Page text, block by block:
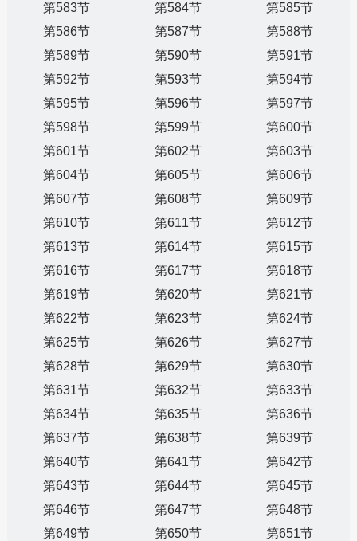
第583节
第584节
第585节
第586节
第587节
第588节
第589节
第590节
第591节
第592节
第593节
第594节
第595节
第596节
第597节
第598节
第599节
第600节
第601节
第602节
第603节
第604节
第605节
第606节
第607节
第608节
第609节
第610节
第611节
第612节
第613节
第614节
第615节
第616节
第617节
第618节
第619节
第620节
第621节
第622节
第623节
第624节
第625节
第626节
第627节
第628节
第629节
第630节
第631节
第632节
第633节
第634节
第635节
第636节
第637节
第638节
第639节
第640节
第641节
第642节
第643节
第644节
第645节
第646节
第647节
第648节
第649节
第650节 第651节